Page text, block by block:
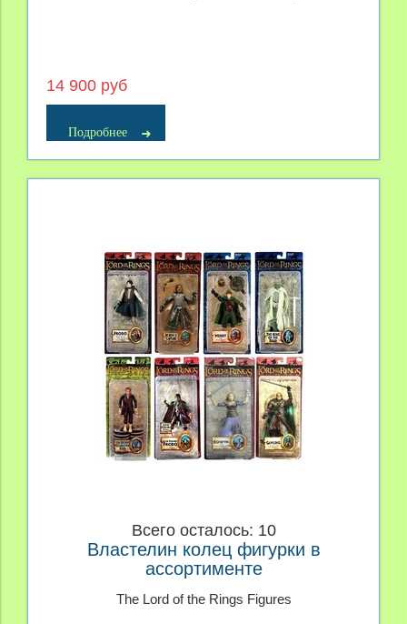
14 900 руб
Подробнее
Всего осталось: 10
Властелин колец фигурки в
ассортименте
The Lord of the Rings Figures